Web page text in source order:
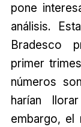
pone
análisis.
Bradesco
primer
números
harían
embargo, el